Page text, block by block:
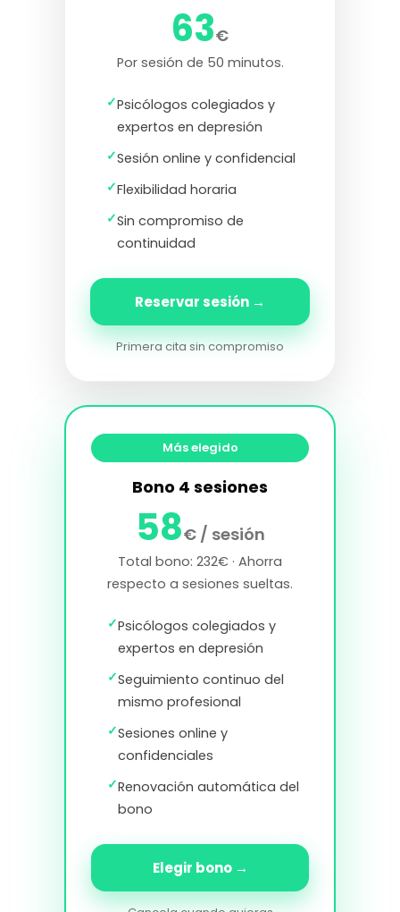
63€
Por sesión de 50 minutos.
✓Psicólogos colegiados y
expertos en depresión
✓Sesión online y confidencial
✓Flexibilidad horaria
✓Sin compromiso de
continuidad
Reservar sesión →
Primera cita sin compromiso
Más elegido
Bono 4 sesiones
58€ / sesión
Total bono: 232€ · Ahorra
respecto a sesiones sueltas.
✓Psicólogos colegiados y
expertos en depresión
✓Seguimiento continuo del
mismo profesional
✓Sesiones online y
confidenciales
✓Renovación automática del
bono
Elegir bono →